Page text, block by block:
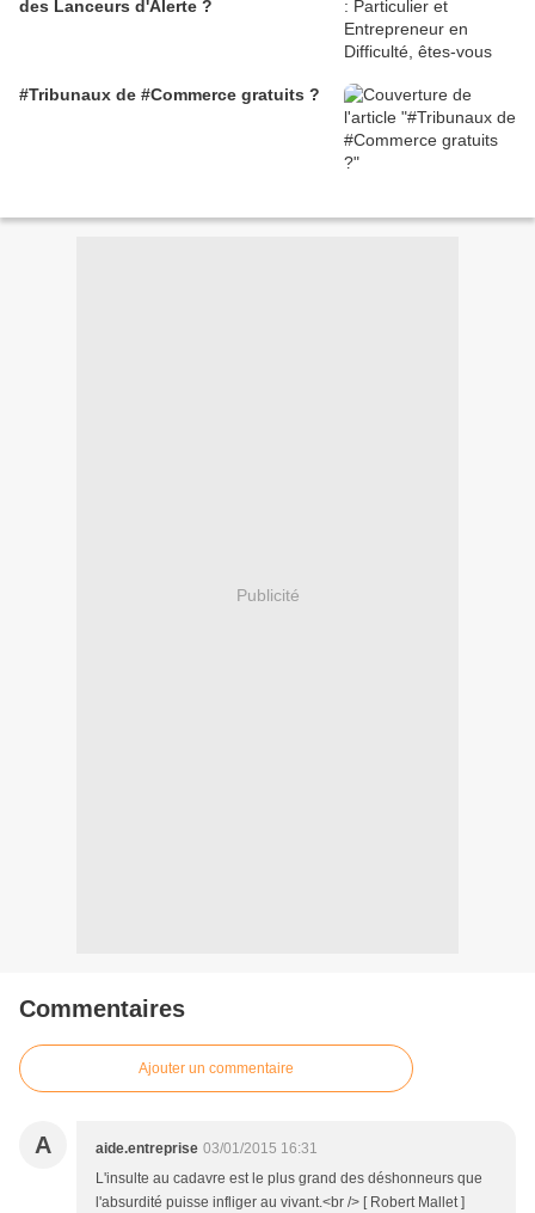
des Lanceurs d'Alerte ?
#Tribunaux de #Commerce gratuits ?
Publicité
Commentaires
Ajouter un commentaire
A aide.entreprise 03/01/2015 16:31
L'insulte au cadavre est le plus grand des déshonneurs que
l'absurdité puisse infliger au vivant.<br /> [ Robert Mallet ]